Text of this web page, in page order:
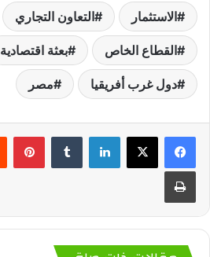
الاستثمار التعاون التجاري
القطاع الخاص بعثة اقتصادية
دول غرب أفريقيا مصر
لينكدإن بينتيريست